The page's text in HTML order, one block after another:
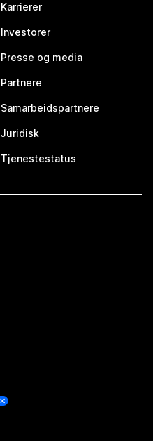
Karrierer
Investorer
Presse og media
Partnere
Samarbeidspartnere
Juridisk
Tjenestestatus